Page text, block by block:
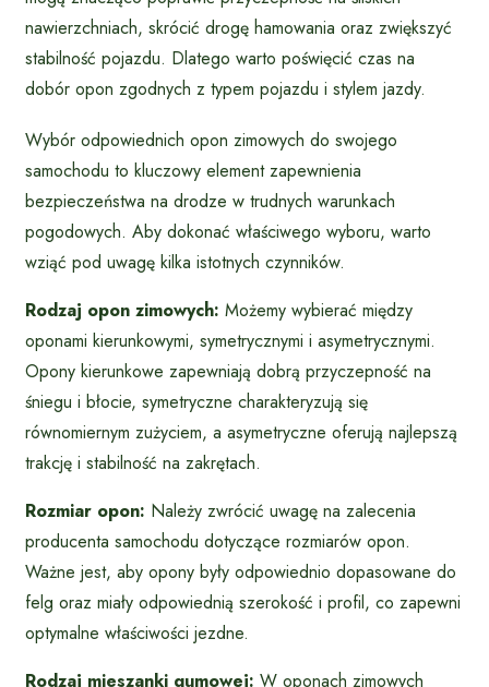
nawierzchniach, skrócić drogę hamowania oraz zwiększyć
stabilność pojazdu. Dlatego warto poświęcić czas na
dobór opon zgodnych z typem pojazdu i stylem jazdy.
Wybór odpowiednich opon zimowych do swojego
samochodu to kluczowy element zapewnienia
bezpieczeństwa na drodze w trudnych warunkach
pogodowych. Aby dokonać właściwego wyboru, warto
wziąć pod uwagę kilka istotnych czynników.
Rodzaj opon zimowych: Możemy wybierać między
oponami kierunkowymi, symetrycznymi i asymetrycznymi.
Opony kierunkowe zapewniają dobrą przyczepność na
śniegu i błocie, symetryczne charakteryzują się
równomiernym zużyciem, a asymetryczne oferują najlepszą
trakcję i stabilność na zakrętach.
Rozmiar opon: Należy zwrócić uwagę na zalecenia
producenta samochodu dotyczące rozmiarów opon.
Ważne jest, aby opony były odpowiednio dopasowane do
felg oraz miały odpowiednią szerokość i profil, co zapewni
optymalne właściwości jezdne.
Rodzaj mieszanki gumowej: W oponach zimowych